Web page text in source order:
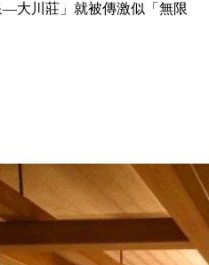
大川莊」就被傳激似「無限